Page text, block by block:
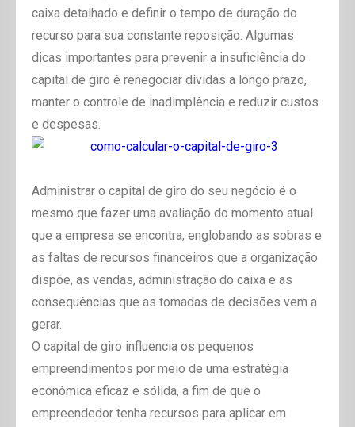
caixa detalhado e definir o tempo de duração do
recurso para sua constante reposição. Algumas
dicas importantes para prevenir a insuficiência do
capital de giro é renegociar dívidas a longo prazo,
manter o controle de inadimplência e reduzir custos
e despesas.
Administrar o capital de giro do seu negócio é o
mesmo que fazer uma avaliação do momento atual
que a empresa se encontra, englobando as sobras e
as faltas de recursos financeiros que a organização
dispõe, as vendas, administração do caixa e as
consequências que as tomadas de decisões vem a
gerar.
O capital de giro influencia os pequenos
empreendimentos por meio de uma estratégia
econômica eficaz e sólida, a fim de que o
empreendedor tenha recursos para aplicar em